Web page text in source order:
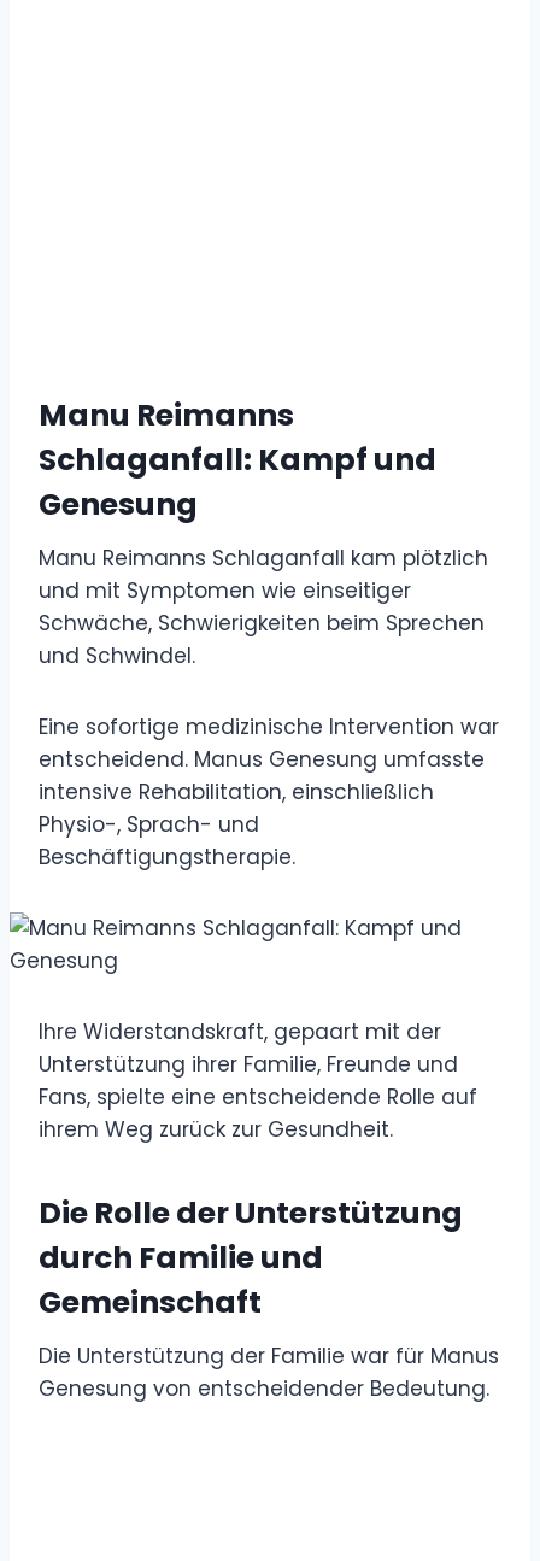
Manu Reimanns
Schlaganfall: Kampf und
Genesung
Manu Reimanns Schlaganfall kam plötzlich
und mit Symptomen wie einseitiger
Schwäche, Schwierigkeiten beim Sprechen
und Schwindel.
Eine sofortige medizinische Intervention war
entscheidend. Manus Genesung umfasste
intensive Rehabilitation, einschließlich
Physio-, Sprach- und
Beschäftigungstherapie.
Ihre Widerstandskraft, gepaart mit der
Unterstützung ihrer Familie, Freunde und
Fans, spielte eine entscheidende Rolle auf
ihrem Weg zurück zur Gesundheit.
Die Rolle der Unterstützung
durch Familie und
Gemeinschaft
Die Unterstützung der Familie war für Manus
Genesung von entscheidender Bedeutung.